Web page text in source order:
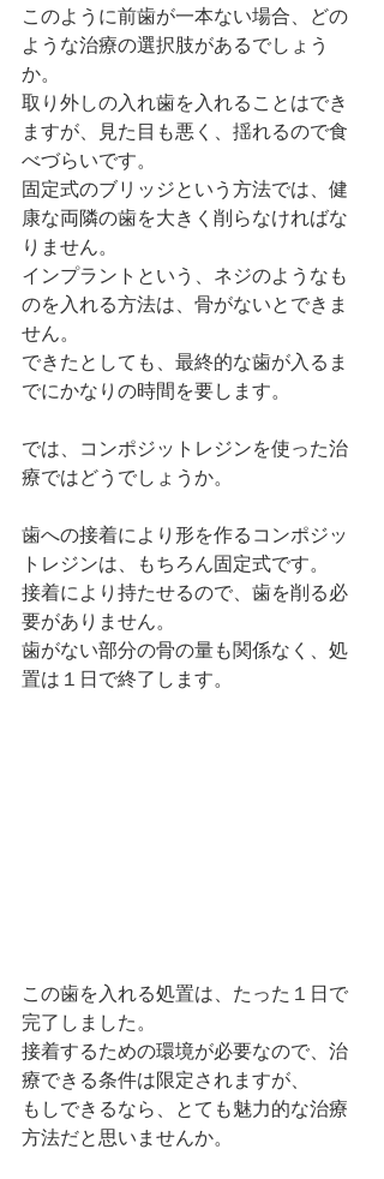
このように前歯が一本ない場合、どの
ような治療の選択肢があるでしょう
か。
取り外しの入れ歯を入れることはでき
ますが、見た目も悪く、揺れるので食
べづらいです。
固定式のブリッジという方法では、健
康な両隣の歯を大きく削らなければな
りません。
インプラントという、ネジのようなも
のを入れる方法は、骨がないとできま
せん。
できたとしても、最終的な歯が入るま
でにかなりの時間を要します。
では、コンポジットレジンを使った治
療ではどうでしょうか。
歯への接着により形を作るコンポジッ
トレジンは、もちろん固定式です。
接着により持たせるので、歯を削る必
要がありません。
歯がない部分の骨の量も関係なく、処
置は１日で終了します。
この歯を入れる処置は、たった１日で
完了しました。
接着するための環境が必要なので、治
療できる条件は限定されますが、
もしできるなら、とても魅力的な治療
方法だと思いませんか。